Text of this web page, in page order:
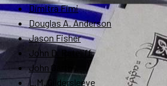
Dimitra Fimi
Douglas A. Anderson
Jason Fisher
John D. Rateliff
John Garth
L.M. Gildersleeve